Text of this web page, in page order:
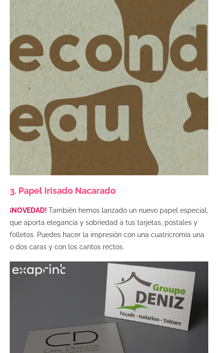
3. Papel Irisado Nacarado
¡NOVEDAD! También hemos lanzado un nuevo papel especial,
que aporta elegancia y sobriedad a tus tarjetas, postales y
folletos. Puedes hacer la impresión con una cuatricromía una
o dos caras y con los cantos rectos.